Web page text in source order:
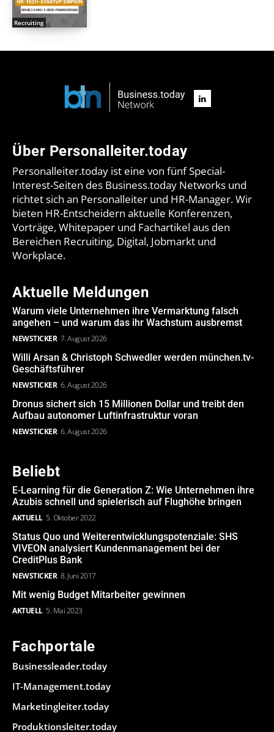
Recruiting
Über Personalleiter.today
Personalleiter.today ist eine von fünf Special-
Interest-Seiten des Business.today Networks und
richtet sich an Personalleiter und HR-Manager. Wir
bieten HR-Entscheidern aktuelle Konferenzen,
Vorträge, Whitepaper und Fachartikel aus den
Bereichen Recruiting, Digital, Jobmarkt und
Workplace.
Aktuelle Meldungen
Warum viele Unternehmen ihre Vermarktung falsch
angehen – und warum das ihr Wachstum ausbremst
NEWSTICKER 7. August 2026
Willi Arsan & Christoph Schwedler werden münchen.tv-
Geschäftsführer
NEWSTICKER 6. August 2026
Dronus sichert sich 15 Millionen Dollar und treibt den
Aufbau autonomer Luftinfrastruktur voran
NEWSTICKER 6. August 2026
Beliebt
E-Learning für die Generation Z: Wie Unternehmen ihre
Azubis schnell und spielerisch auf Flughöhe bringen
AKTUELL 5. Oktober 2022
Status Quo und Weiterentwicklungspotenziale: SHS
VIVEON analysiert Kundenmanagement bei der
CreditPlus Bank
NEWSTICKER 8. Juni 2017
Mit wenig Budget Mitarbeiter gewinnen
AKTUELL 5. Mai 2023
Fachportale
Businessleader.today
IT-Management.today
Marketingleiter.today
Produktionsleiter.today